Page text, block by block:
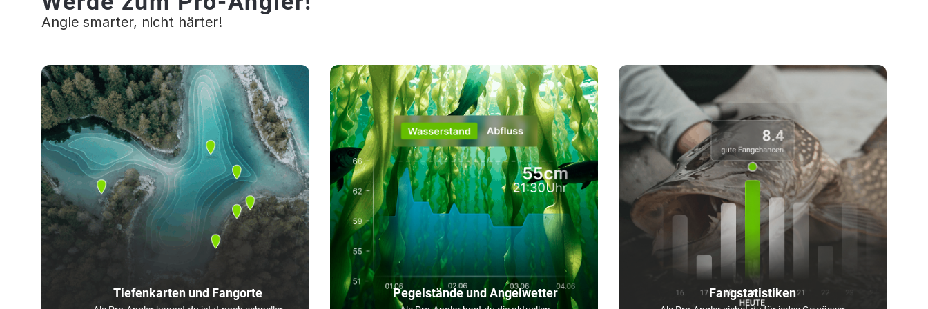
Angle smarter, nicht härter!
Tiefenkarten und Fangorte Pegelstände und Angelwetter Fangstatistiken